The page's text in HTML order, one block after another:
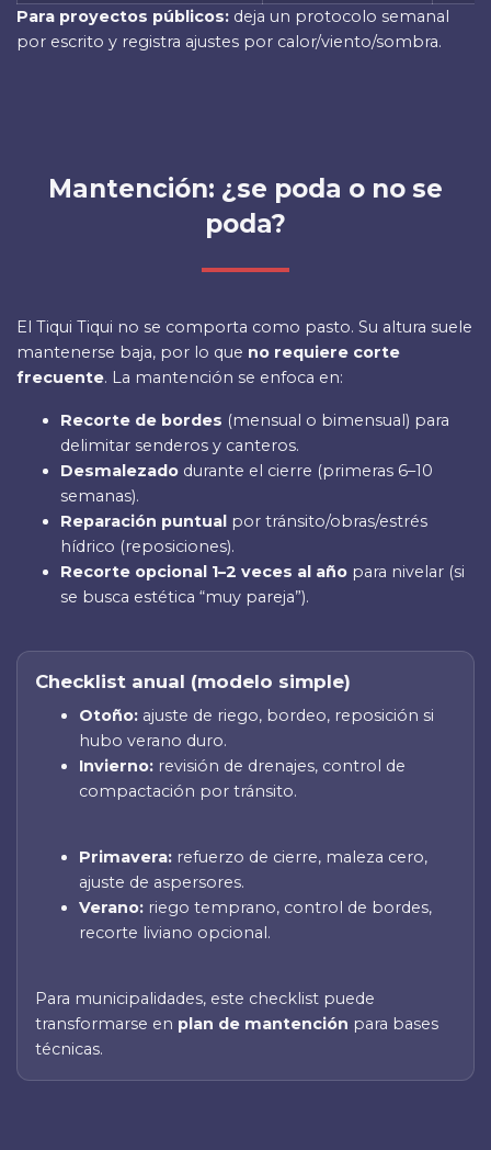
Para proyectos públicos: deja un protocolo semanal
por escrito y registra ajustes por calor/viento/sombra.
Mantención: ¿se poda o no se
poda?
El Tiqui Tiqui no se comporta como pasto. Su altura suele
mantenerse baja, por lo que no requiere corte
frecuente. La mantención se enfoca en:
Recorte de bordes (mensual o bimensual) para
delimitar senderos y canteros.
Desmalezado durante el cierre (primeras 6–10
semanas).
Reparación puntual por tránsito/obras/estrés
hídrico (reposiciones).
Recorte opcional 1–2 veces al año para nivelar (si
se busca estética “muy pareja”).
Checklist anual (modelo simple)
Otoño: ajuste de riego, bordeo, reposición si
hubo verano duro.
Invierno: revisión de drenajes, control de
compactación por tránsito.
Primavera: refuerzo de cierre, maleza cero,
ajuste de aspersores.
Verano: riego temprano, control de bordes,
recorte liviano opcional.
Para municipalidades, este checklist puede
transformarse en plan de mantención para bases
técnicas.